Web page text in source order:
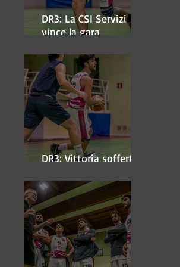
DR3: La CSI Servizi
vince la gara
DR3: Vittoria sofferta a